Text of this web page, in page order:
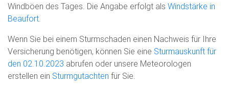
Windböen des Tages. Die Angabe erfolgt als Windstärke in
Beaufort
Wenn Sie bei einem Sturmschaden einen Nachweis für Ihre
Versicherung benötigen, können Sie eine Sturmauskunft für
den 02.10.2023 abrufen oder unsere Meteorologen
erstellen ein Sturmgutachten für Sie.